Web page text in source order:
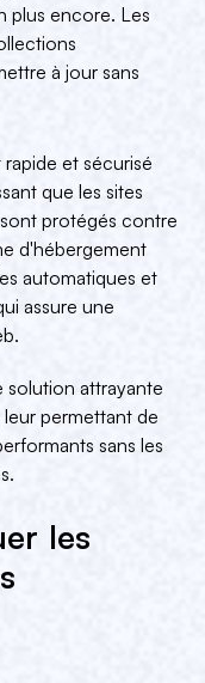
plus encore. Les
à jour sans
et sécurisé
que les sites
protégés contre
d'hébergement
automatiques et
assure une
attrayante
permettant de
sans les
les